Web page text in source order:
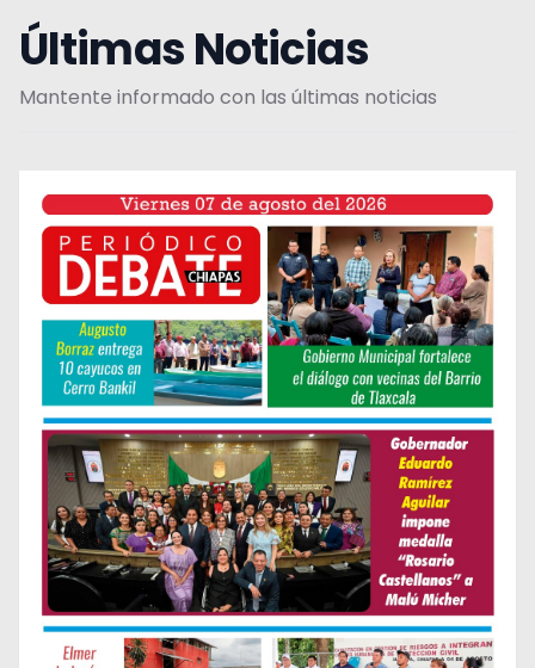
Últimas Noticias
Mantente informado con las últimas noticias